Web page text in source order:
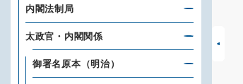
内閣法制局
太政官・内閣関係
御署名原本（明治）